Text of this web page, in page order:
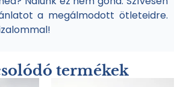
a megálmodott ötleteidre.
termékek